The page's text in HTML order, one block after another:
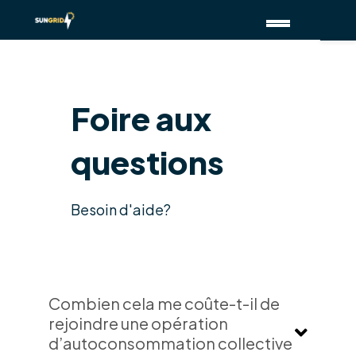
Aller
Foire aux
questions
Besoin d'aide?
Combien cela me coûte-t-il de
rejoindre une opération
d’autoconsommation collective